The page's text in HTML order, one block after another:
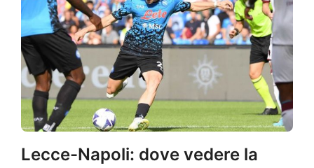
Lecce-Napoli: dove vedere la